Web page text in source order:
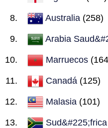
Australia (258)
Arabia
Marruecos
Canadá (125)
Malasia (101)
Sud&#225;frica